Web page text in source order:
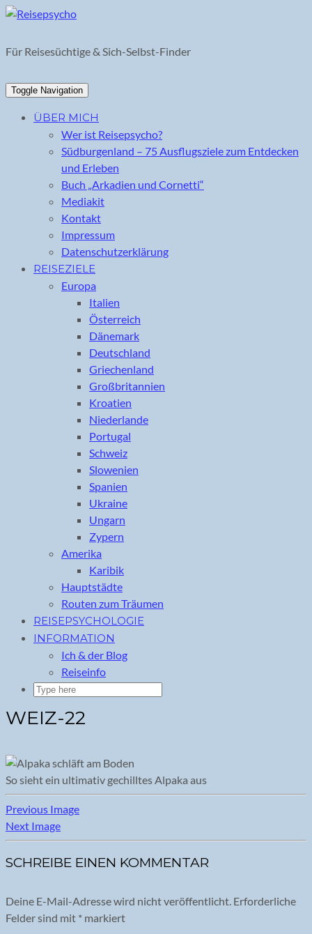
Skip
content
Für Reisesüchtige & Sich-Selbst-Finder
Toggle Navigation
ÜBER MICH
Wer ist Reisepsycho?
Südburgenland – 75 Ausflugsziele zum Entdecken
und Erleben
Buch „Arkadien und Cornetti“
Mediakit
Kontakt
Impressum
Datenschutzerklärung
REISEZIELE
Europa
Italien
Österreich
Dänemark
Deutschland
Griechenland
Großbritannien
Kroatien
Niederlande
Portugal
Schweiz
Slowenien
Spanien
Ukraine
Ungarn
Zypern
Amerika
Karibik
Hauptstädte
Routen zum Träumen
REISEPSYCHOLOGIE
INFORMATION
Ich & der Blog
Reiseinfo
WEIZ-22
So sieht ein ultimativ gechilltes Alpaka aus
Previous Image
Next Image
SCHREIBE EINEN KOMMENTAR
Deine E-Mail-Adresse wird nicht veröffentlicht. Erforderliche
Felder sind mit * markiert